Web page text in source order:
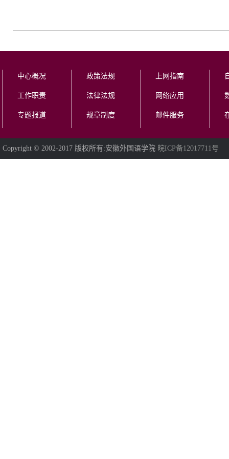
中心概况
工作职责
专题报道
政策法规
法律法规
规章制度
上网指南
网络应用
邮件服务
Copyright © 2002-2017 版权所有:安徽外国语学院 皖ICP备12017711号